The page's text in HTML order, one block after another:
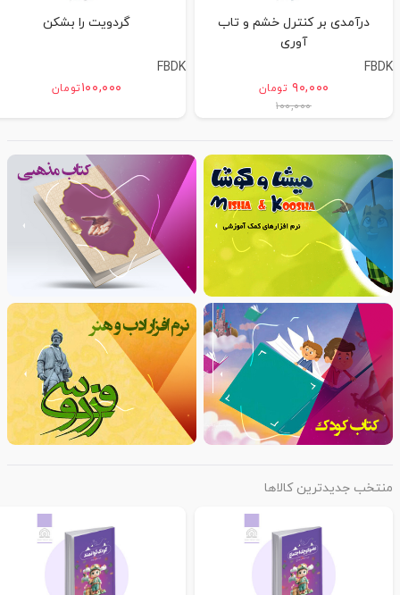
درآمدی بر کنترل خشم و تاب
آوری
FBDK
۹۰,۰۰۰ تومان
۱۰۰,۰۰۰
گردویت را بشکن
FBDK
۱۰۰,۰۰۰تومان
منتخب جدیدترین کالاها